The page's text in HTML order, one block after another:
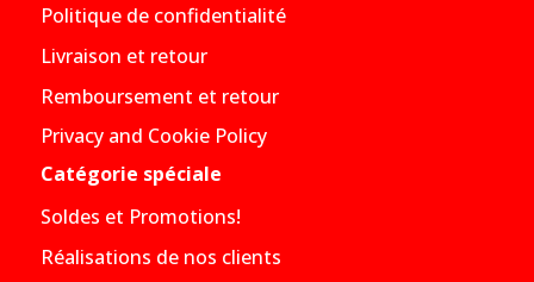
Politique de confidentialité
Livraison et retour
Remboursement et retour
Privacy and Cookie Policy
Catégorie spéciale
Soldes et Promotions!
Réalisations de nos clients